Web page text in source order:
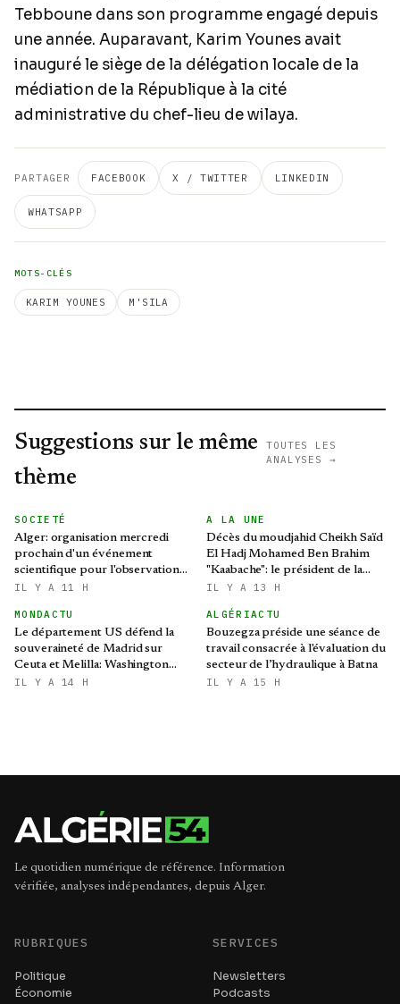
Tebboune dans son programme engagé depuis
une année. Auparavant, Karim Younes avait
inauguré le siège de la délégation locale de la
médiation de la République à la cité
administrative du chef-lieu de wilaya.
PARTAGER FACEBOOK X / TWITTER LINKEDIN
WHATSAPP
MOTS-CLÉS
KARIM YOUNES M'SILA
Suggestions sur le même
thème
TOUTES LES
ANALYSES →
SOCIETÉ
Alger: organisation mercredi
prochain d'un événement
scientifique pour l'observation
de l'éclipse solaire partielle
IL Y A 11 H
A LA UNE
Décès du moudjahid Cheikh Saïd
El Hadj Mohamed Ben Brahim
"Kaabache": le président de la
République présente ses
IL Y A 13 H
MONDACTU
Le département US défend la
souveraineté de Madrid sur
Ceuta et Melilla: Washington
refroidit les ambitions
IL Y A 14 H
ALGÉRIACTU
Bouzegza préside une séance de
travail consacrée à l'évaluation du
secteur de l’hydraulique à Batna
IL Y A 15 H
Le quotidien numérique de référence. Information
vérifiée, analyses indépendantes, depuis Alger.
RUBRIQUES
Politique
Économie
SERVICES
Newsletters
Podcasts